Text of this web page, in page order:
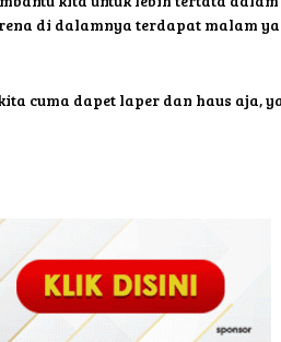
di dalamnya terdapat malam
cuma dapet laper dan haus aja,